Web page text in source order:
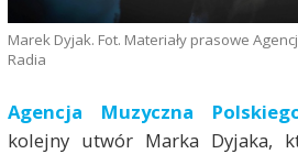
Marek Dyjak. Fot. Materiały prasowe
Radia
Agencja Muzyczna
kolejny utwór Marka Dyjaka,